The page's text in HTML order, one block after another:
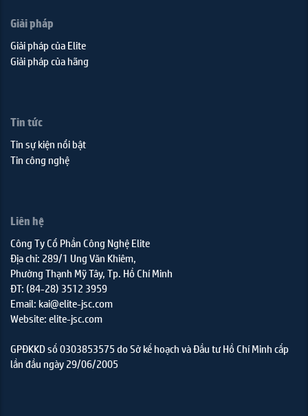
Giải pháp
Giải pháp của Elite
Giải pháp của hãng
Tin tức
Tin sự kiện nổi bật
Tin công nghệ
Liên hệ
Công Ty Cổ Phần Công Nghệ Elite
Địa chỉ: 289/1 Ung Văn Khiêm,
Phường Thạnh Mỹ Tây, Tp. Hồ Chí Minh
ĐT: (84-28) 3512 3959
Email: kai@elite-jsc.com
Website: elite-jsc.com
GPĐKKD số 0303853575 do Sở kế hoạch và Đầu tư Hồ Chí Minh cấp
lần đầu ngày 29/06/2005